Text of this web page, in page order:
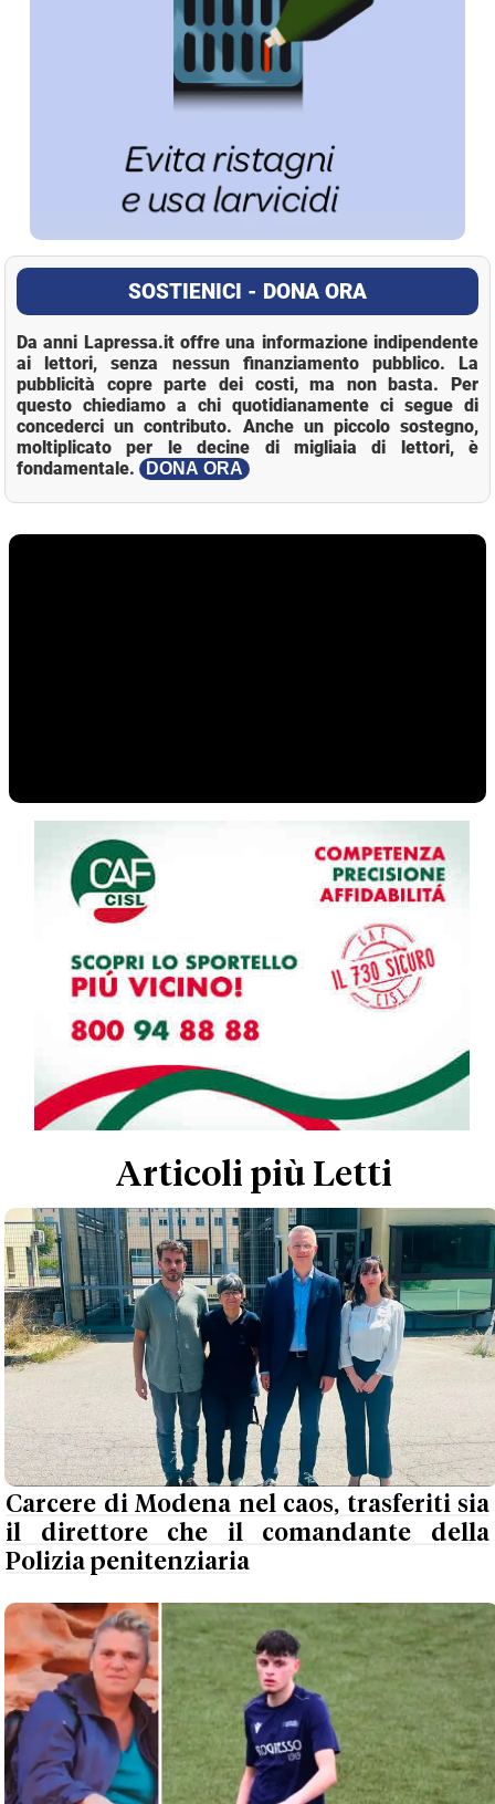
SOSTIENICI - DONA ORA
Da anni Lapressa.it offre una informazione indipendente
ai lettori, senza nessun finanziamento pubblico. La
pubblicità copre parte dei costi, ma non basta. Per
questo chiediamo a chi quotidianamente ci segue di
concederci un contributo. Anche un piccolo sostegno,
moltiplicato per le decine di migliaia di lettori, è
fondamentale.
DONA ORA
Articoli più Letti
Carcere di Modena nel caos, trasferiti sia
il direttore che il comandante della
Polizia penitenziaria